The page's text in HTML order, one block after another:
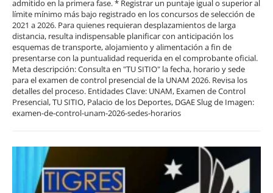
admitido en la primera fase. * Registrar un puntaje igual o superior al
límite mínimo más bajo registrado en los concursos de selección de
2021 a 2026. Para quienes requieran desplazamientos de larga
distancia, resulta indispensable planificar con anticipación los
esquemas de transporte, alojamiento y alimentación a fin de
presentarse con la puntualidad requerida en el comprobante oficial.
Meta descripción: Consulta en "TU SITIO" la fecha, horario y sede
para el examen de control presencial de la UNAM 2026. Revisa los
detalles del proceso. Entidades Clave: UNAM, Examen de Control
Presencial, TU SITIO, Palacio de los Deportes, DGAE Slug de Imagen:
examen-de-control-unam-2026-sedes-horarios